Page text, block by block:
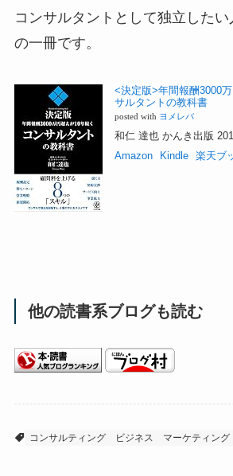
コンサルタントとして独立したい
の一冊です。
<決定版>年間報酬3000
サルタントの教科書
posted with ヨメレバ
和仁 達也 かんき出版
Amazon
Kindle 楽天ブ
他の読書系ブログも読む
コンサルティング ビジネス マーケティング